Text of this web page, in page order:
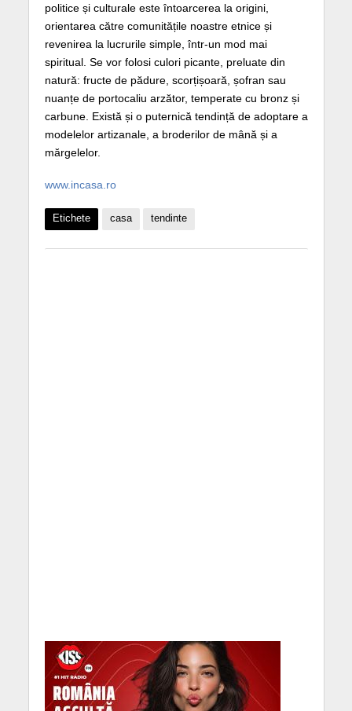
politice și culturale este întoarcerea la origini,
orientarea către comunitățile noastre etnice și
revenirea la lucrurile simple, într-un mod mai
spiritual. Se vor folosi culori picante, preluate din
natură: fructe de pădure, scorțișoară, șofran sau
nuanțe de portocaliu arzător, temperate cu bronz și
carbune. Există și o puternică tendință de adoptare a
modelelor artizanale, a broderilor de mână și a
mărgelelor.
www.incasa.ro
Etichete casa tendinte